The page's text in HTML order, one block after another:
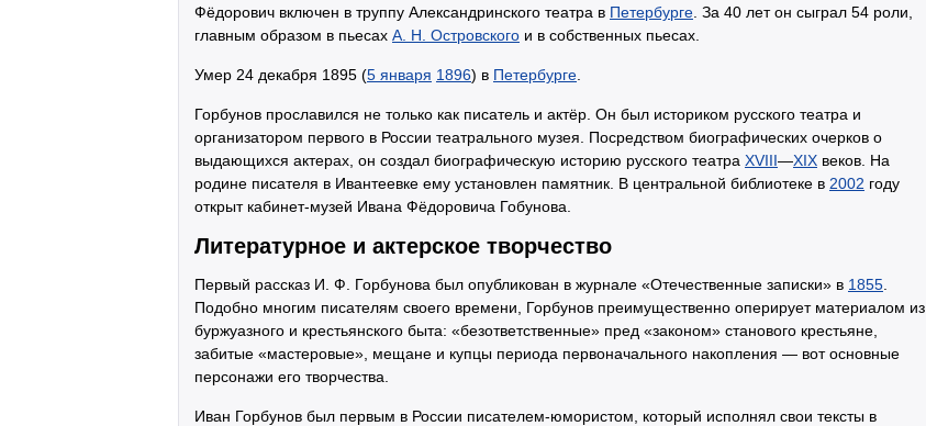
Фёдорович включен в труппу Александринского театра в Петербурге . За 40 лет он сыграл 54 роли,
главным образом в пьесах А. Н. Островского и в собственных пьесах.
Умер 24 декабря 1895 (5 января 1896) в Петербурге
Горбунов прославился не только как писатель и актёр. Он был историком русского театра и
организатором первого в России театрального музея. Посредством биографических очерков о
выдающихся актерах, он создал биографическую историю русского театра XVIII—XIX веков. На
родине писателя в Ивантеевке ему установлен памятник. В центральной библиотеке в 2002 году
открыт кабинет-музей Ивана Фёдоровича Гобунова.
Литературное и актерское творчество
Первый рассказ И. Ф. Горбунова был опубликован в журнале «Отечественные записки» в 1855
Подобно многим писателям своего времени, Горбунов преимущественно оперирует материалом из
буржуазного и крестьянского быта: «безответственные» пред «законом» станового крестьяне,
забитые «мастеровые», мещане и купцы периода первоначального накопления — вот основные
персонажи его творчества.
Иван Горбунов был первым в России писателем-юмористом, который исполнял свои тексты в